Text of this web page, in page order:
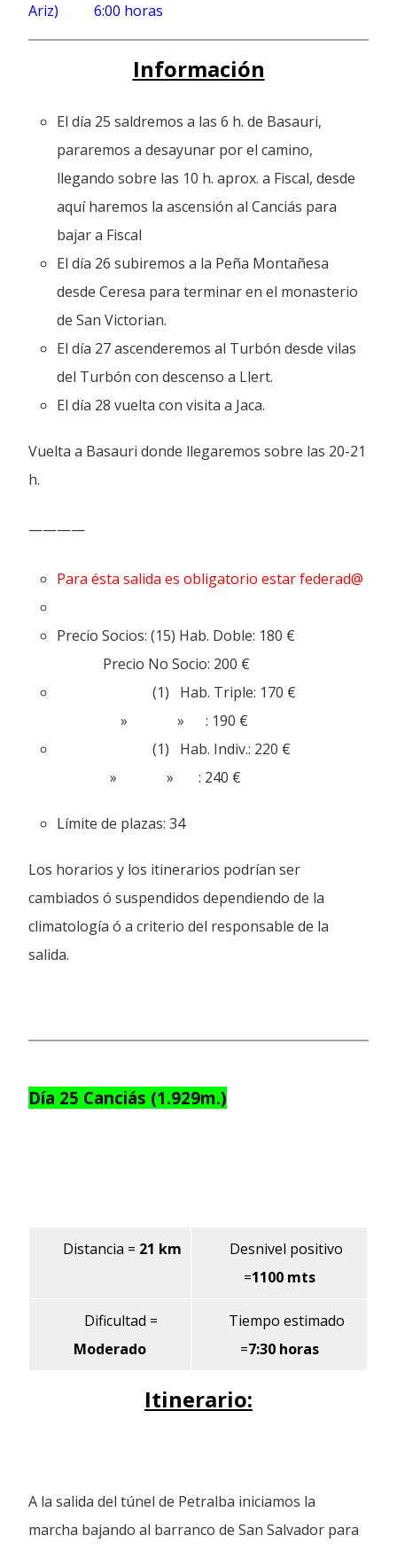
Ariz) 6:00 horas
Información
El día 25 saldremos a las 6 h. de Basauri,
pararemos a desayunar por el camino,
llegando sobre las 10 h. aprox. a Fiscal, desde
aquí haremos la ascensión al Canciás para
bajar a Fiscal
El día 26 subiremos a la Peña Montañesa
desde Ceresa para terminar en el monasterio
de San Victorian.
El día 27 ascenderemos al Turbón desde vilas
del Turbón con descenso a Llert.
El día 28 vuelta con visita a Jaca.
Vuelta a Basauri donde llegaremos sobre las 20-21
h.
————
Para ésta salida es obligatorio estar federad@
Precio Socios: (15) Hab. Doble: 180 €
Precio No Socio: 200 €
(1) Hab. Triple: 170 €
» » : 190 €
(1) Hab. Indiv.: 220 €
» » : 240 €
Límite de plazas: 34
Los horarios y los itinerarios podrían ser
cambiados ó suspendidos dependiendo de la
climatología ó a criterio del responsable de la
salida.
Día 25 Canciás (1.929m.)
Distancia = 21 km
Desnivel positivo
=1100 mts
Dificultad =
Moderado
Tiempo estimado
=7:30 horas
Itinerario:
A la salida del túnel de Petralba iniciamos la
marcha bajando al barranco de San Salvador para